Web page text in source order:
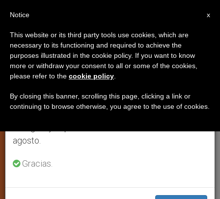
Romero Pose: «Poveda se sitúa
en las antípodas de la New Age»
Salamanca la Cátedra dedicada al
Beato español
W M F T S
×
Aviso importante
Del 27 de julio al 7 de agosto haremos la pausa
anual, aprovechando que en el periodo de verano
se generan menos informaciones y también el
agosto.
Gracias.
x
Notice
This website or its third party tools use cookies, which are
necessary to its functioning and required to achieve the
purposes illustrated in the cookie policy. If you want to know
more or withdraw your consent to all or some of the cookies,
please refer to the cookie policy
By closing this banner, scrolling this page, clicking a link or
continuing to browse otherwise, you agree to the use of cookies.